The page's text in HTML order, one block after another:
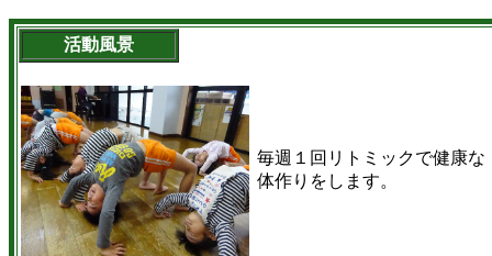
活動風景
毎週１回リトミックで健康な
体作りをします。